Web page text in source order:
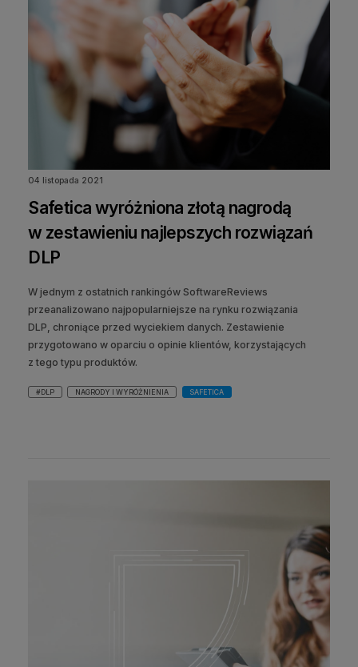
04 listopada 2021
Safetica wyróżniona złotą nagrodą
w zestawieniu najlepszych rozwiązań
DLP
W jednym z ostatnich rankingów SoftwareReviews
przeanalizowano najpopularniejsze na rynku rozwiązania
DLP, chroniące przed wyciekiem danych. Zestawienie
przygotowano w oparciu o opinie klientów, korzystających
z tego typu produktów.
#DLP NAGRODY I WYRÓŻNIENIA SAFETICA